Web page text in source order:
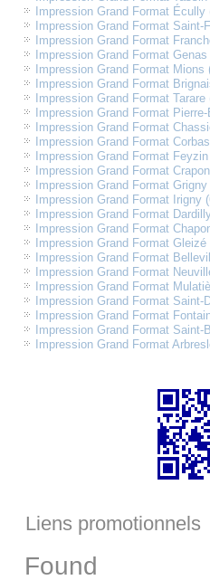
Impression Grand Format Écully
Impression Grand Format Saint-
Impression Grand Format
Impression Grand Format Genas
Impression Grand Format Mions
Impression Grand Format
Impression Grand Format Tarare
Impression Grand Format
Impression Grand Format
Impression Grand Format
Impression Grand Format
Impression Grand Format
Impression Grand Format Grigny
Impression Grand Format Irigny
Impression Grand Format
Impression Grand Format
Impression Grand Format Gleizé
Impression Grand Format
Impression Grand Format
Impression Grand Format
Impression Grand Format Saint-
Impression Grand Format
Impression Grand Format Saint-
Impression Grand Format
Liens promotionnels
Found